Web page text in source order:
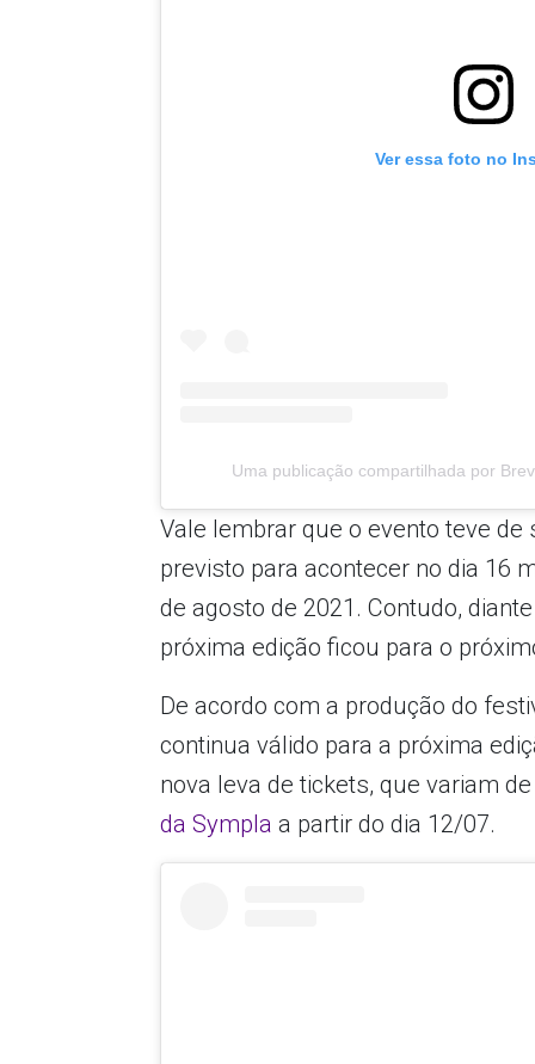
Ver essa foto no
Uma publicação compartilhada por
Vale lembrar que o evento teve
previsto para acontecer no dia 16
de agosto de 2021. Contudo,
próxima edição ficou para o
De acordo com a produção do
continua válido para a próxima
nova leva de tickets, que variam
da Sympla a partir do dia 12/07.